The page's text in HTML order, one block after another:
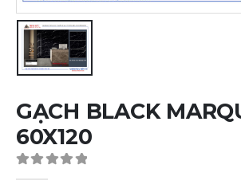
GẠCH BLACK
60X120
0out of 5